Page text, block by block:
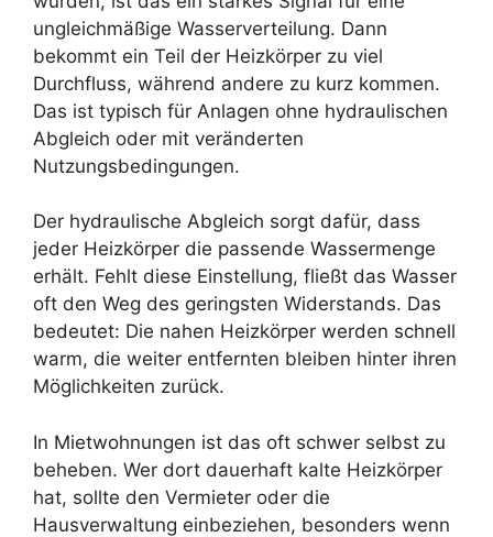
ungleichmäßige Wasserverteilung. Dann
bekommt ein Teil der Heizkörper zu viel
Durchfluss, während andere zu kurz kommen.
Das ist typisch für Anlagen ohne hydraulischen
Abgleich oder mit veränderten
Nutzungsbedingungen.
Der hydraulische Abgleich sorgt dafür, dass
jeder Heizkörper die passende Wassermenge
erhält. Fehlt diese Einstellung, fließt das Wasser
oft den Weg des geringsten Widerstands. Das
bedeutet: Die nahen Heizkörper werden schnell
warm, die weiter entfernten bleiben hinter ihren
Möglichkeiten zurück.
In Mietwohnungen ist das oft schwer selbst zu
beheben. Wer dort dauerhaft kalte Heizkörper
hat, sollte den Vermieter oder die
Hausverwaltung einbeziehen, besonders wenn